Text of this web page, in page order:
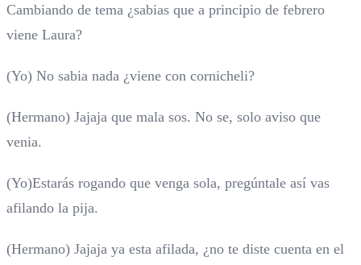
Cambiando de tema ¿sabias que a principio de febrero
viene Laura?
(Yo) No sabia nada ¿viene con cornicheli?
(Hermano) Jajaja que mala sos. No se, solo aviso que
venia.
(Yo)Estarás rogando que venga sola, pregúntale así vas
afilando la pija.
(Hermano) Jajaja ya esta afilada, ¿no te diste cuenta en el